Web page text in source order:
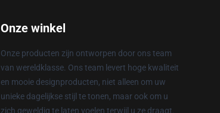
Onze winkel
Onze producten zijn ontworpen door ons team
van wereldklasse. Ons team levert hoge kwaliteit
en mooie designproducten, niet alleen om uw
unieke dagelijkse stijl te tonen, maar ook om u
zich geweldig te laten voelen terwijl u ze draagt.